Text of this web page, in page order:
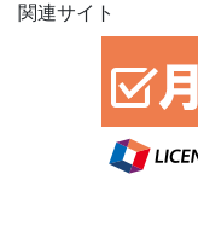
関連サイト